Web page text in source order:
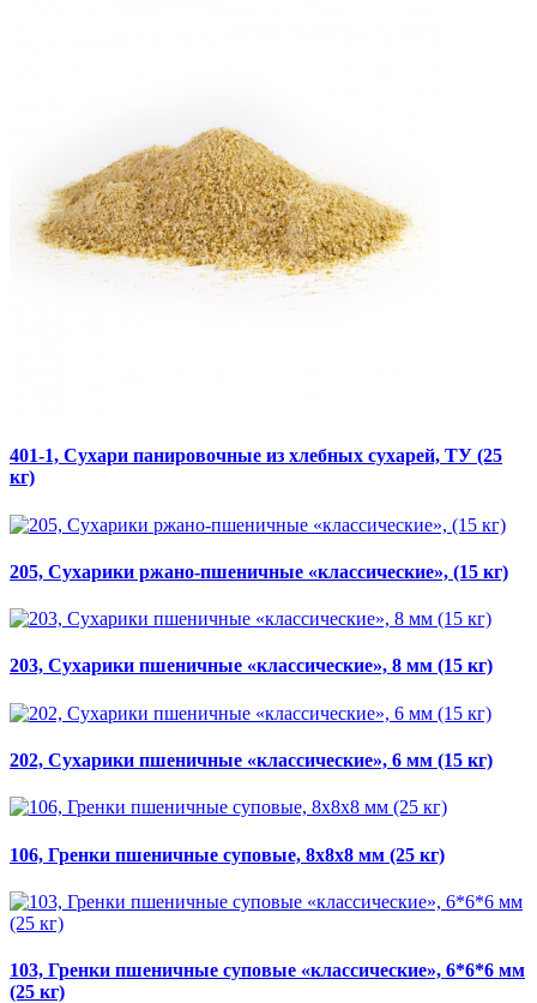
401-1, Сухари панировочные из хлебных сухарей, ТУ (25
кг)
205, Сухарики ржано-пшеничные «классические», (15 кг)
203, Сухарики пшеничные «классические», 8 мм (15 кг)
202, Сухарики пшеничные «классические», 6 мм (15 кг)
106, Гренки пшеничные суповые, 8х8х8 мм (25 кг)
103, Гренки пшеничные суповые «классические», 6*6*6 мм
(25 кг)